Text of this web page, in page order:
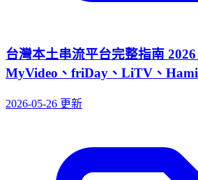
台灣本土串流平台完整指南
MyVideo、friDay、LiTV、Hami
2026-05-26 更新